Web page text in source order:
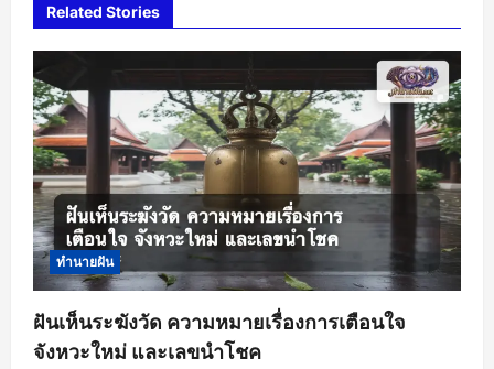
g
a
t
i
o
n
Related Stories
ทำนายฝัน
ฝันเห็นระฆังวัด ความหมายเรื่องการเตือนใจ
จังหวะใหม่ และเลขนำโชค